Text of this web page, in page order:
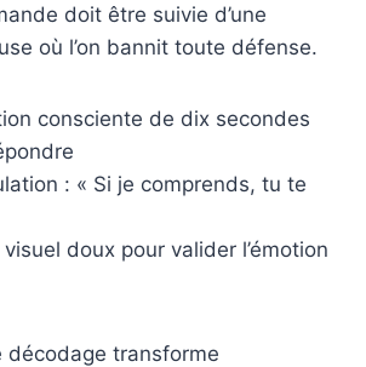
doit être suivie d’une
où l’on bannit toute défense.
consciente de dix secondes
: « Si je comprends, tu te
doux pour valider l’émotion
décodage transforme